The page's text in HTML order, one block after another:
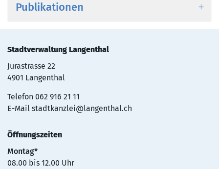
Publikationen
Stadtverwaltung Langenthal
Jurastrasse 22
4901 Langenthal
Telefon 062 916 21 11
E-Mail stadtkanzlei@langenthal.ch
Öffnungszeiten
Montag*
08.00 bis 12.00 Uhr